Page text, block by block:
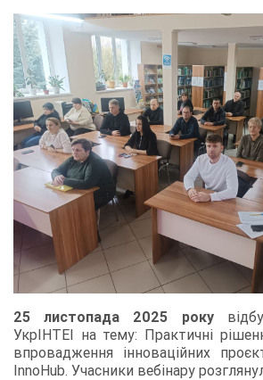
25 листопада 2025 року
УкрІНТЕІ на тему: Практичні
впровадження інноваційних
InnoHub. Учасники вебінару